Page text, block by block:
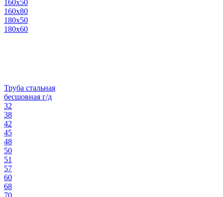
160х50
160х80
180х50
180х60
Труба стальная
бесшовная г/д
32
38
42
45
48
50
51
57
60
68
70